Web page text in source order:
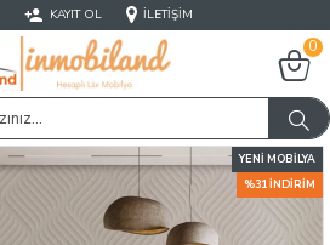
KAYIT OL İLETIŞIM
0
YENI MOBILYA
%31 İNDIRIM